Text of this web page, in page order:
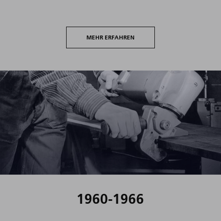
MEHR ERFAHREN
1960-1966